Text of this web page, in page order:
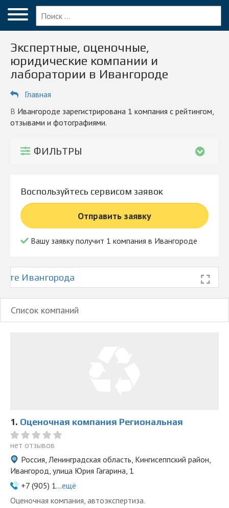
Меню
Главная
Вопрос эксперту
Ивангород
ПОЛЬЗОВАТЕЛЯМ
Экспертизы
Блог
Личный кабинет
© 2026 Все права защищены
Экспертные, оценочные,
юридические компании и
лаборатории в Ивангороде
Главная
в Ивангороде зарегистрирована 1 компания с рейтингом,
отзывами и фотографиями.
ФИЛЬТРЫ
Воспользуйтесь сервисом заявок
Отправить заявку
Вашу заявку получит 1 компания в Ивангороде
Ивангорода
Список компаний
1. Оценочная компания Региональная
нет отзывов
Россия, Ленинградская область, Кингисеппский район,
Ивангород, улица Юрия Гагарина, 1
+7 (905) 1...ещё
Оценочная компания, автоэкспертиза.